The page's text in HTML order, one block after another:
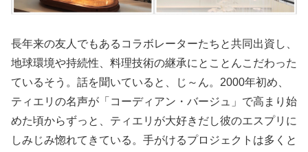
長年来の友人でもあるコラボレーターたちと共同出資し、
地球環境や持続性、料理技術の継承にとことんこだわった
ているそう。話を聞いていると、じ～ん。2000年初め、
ティエリの名声が「コーディアン・バージュ」で高まり始
めた頃からずっと、ティエリが大好きだし彼のエスプリに
しみじみ惚れてきている。手がけるプロジェクトは多くと